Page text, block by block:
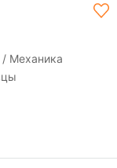
/ Механика